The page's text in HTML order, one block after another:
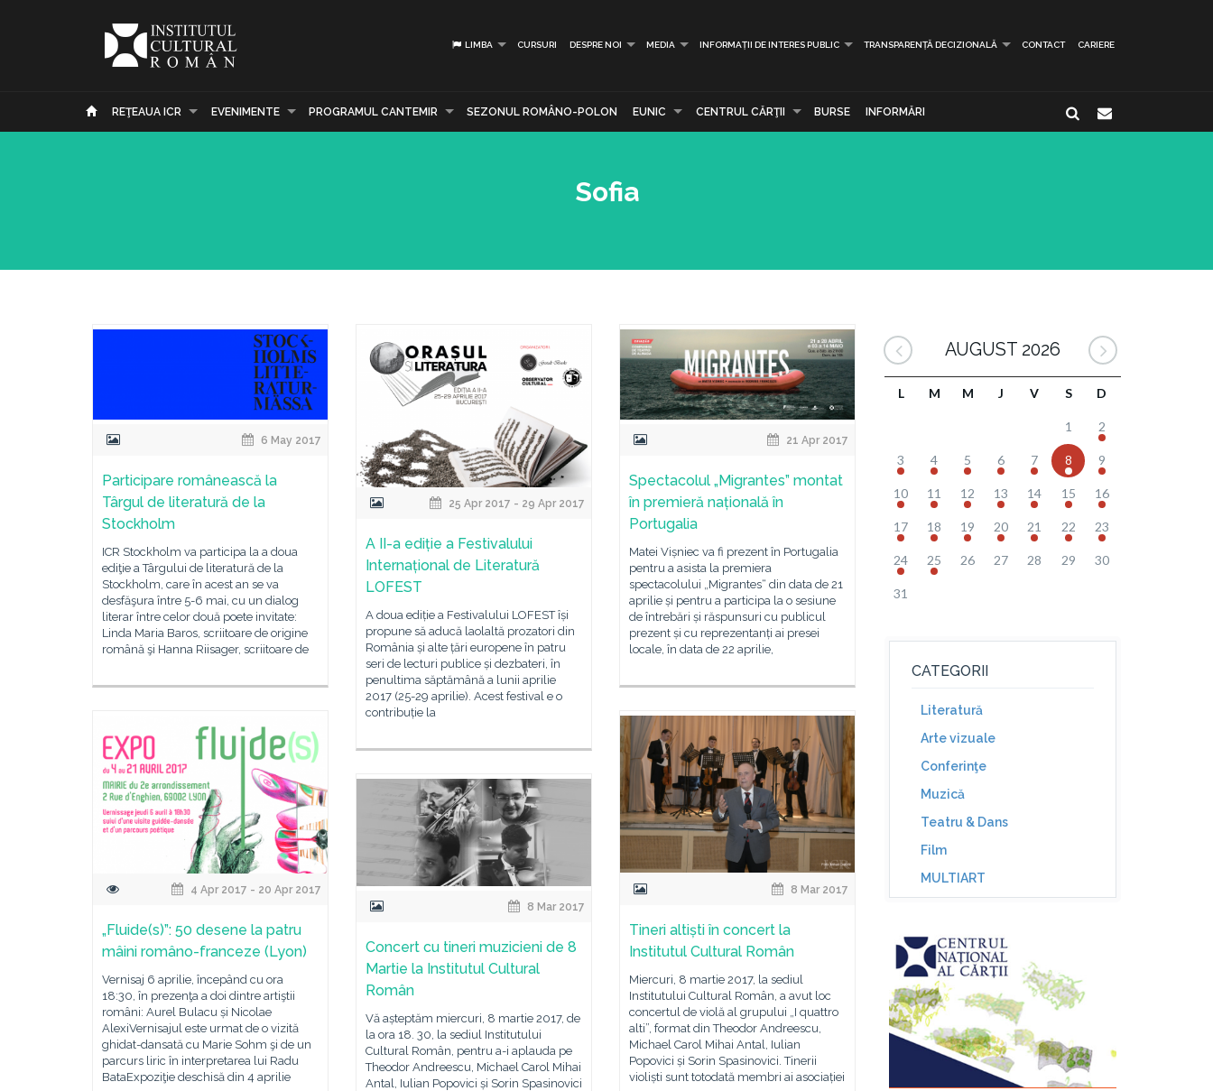
LIMBA CURSURI DESPRE NOI MEDIA INFORMAȚII DE INTERES PUBLIC TRANSPARENȚĂ DECIZIONALĂ CONTACT CARIERE
REŢEAUA ICR EVENIMENTE PROGRAMUL CANTEMIR SEZONUL ROMÂNO-POLON EUNIC CENTRUL CĂRŢII BURSE INFORMĂRI
Sofia
6 May 2017
Participare românească la
Târgul de literatură de la
Stockholm
ICR Stockholm va participa la a doua
ediţie a Târgului de literatură de la
Stockholm, care în acest an se va
desfăşura între 5-6 mai, cu un dialog
literar între celor două poete invitate:
Linda Maria Baros, scriitoare de origine
română şi Hanna Riisager, scriitoare de
25 Apr 2017 - 29 Apr 2017
A II-a ediție a Festivalului
Internațional de Literatură
LOFEST
A doua ediție a Festivalului LOFEST își
propune să aducă laolaltă prozatori din
România și alte țări europene în patru
seri de lecturi publice și dezbateri, în
penultima săptămână a lunii aprilie
2017 (25-29 aprilie). Acest festival e o
contribuție la
21 Apr 2017
Spectacolul „Migrantes” montat
în premieră națională în
Portugalia
Matei Vișniec va fi prezent în Portugalia
pentru a asista la premiera
spectacolului „Migrantes“ din data de 21
aprilie și pentru a participa la o sesiune
de întrebări și răspunsuri cu publicul
prezent și cu reprezentanți ai presei
locale, în data de 22 aprilie,
4 Apr 2017 - 20 Apr 2017
„Fluide(s)”: 50 desene la patru
mâini româno-franceze (Lyon)
Vernisaj 6 aprilie, începând cu ora
18:30, în prezenţa a doi dintre artiştii
români: Aurel Bulacu și Nicolae
AlexiVernisajul este urmat de o vizită
ghidat-dansată cu Marie Sohm şi de un
parcurs liric în interpretarea lui Radu
BataExpoziţie deschisă din 4 aprilie
8 Mar 2017
Tineri altiști în concert la
Institutul Cultural Român
Miercuri, 8 martie 2017, la sediul
Institutului Cultural Român, a avut loc
concertul de violă al grupului „I quattro
alti”, format din Theodor Andreescu,
Michael Carol Mihai Antal, Iulian
Popovici și Sorin Spasinovici. Tinerii
violiști sunt totodată membri ai asociației
8 Mar 2017
Concert cu tineri muzicieni de 8
Martie la Institutul Cultural
Român
Vă așteptăm miercuri, 8 martie 2017, de
la ora 18. 30, la sediul Institutului
Cultural Român, pentru a-i aplauda pe
Theodor Andreescu, Michael Carol Mihai
Antal, Iulian Popovici și Sorin Spasinovici
AUGUST 2026
L M M J V S D
1 2
3 4 5 6 7 8 9
10 11 12 13 14 15 16
17 18 19 20 21 22 23
24 25 26 27 28 29 30
31
CATEGORII
Literatură
Arte vizuale
Conferinţe
Muzică
Teatru & Dans
Film
MULTIART